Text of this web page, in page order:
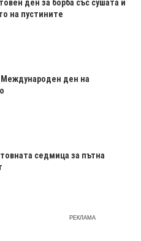
ден за борба със сушата и
на пустините
ден на
седмица за пътна
РЕКЛАМА